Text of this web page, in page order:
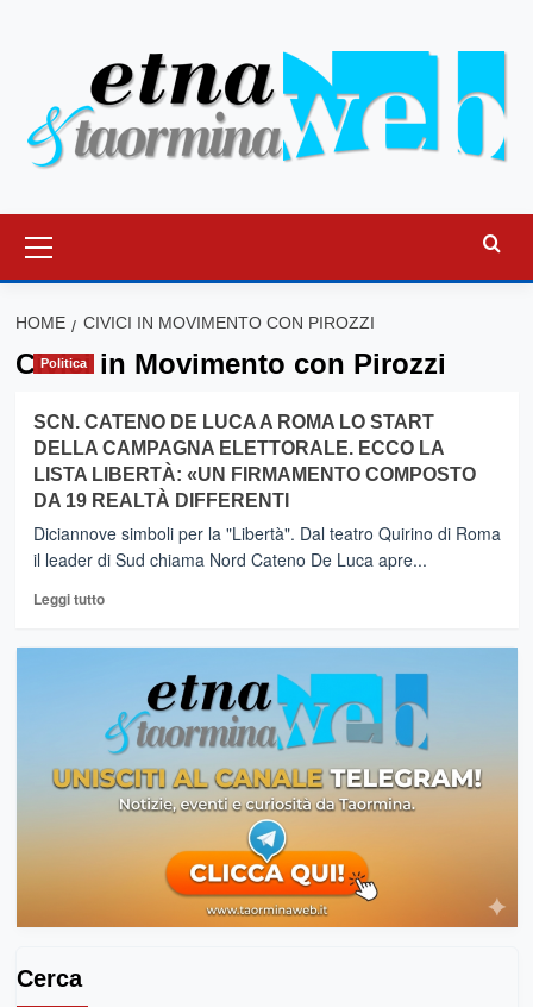
principale
HOME CIVICI IN MOVIMENTO CON PIROZZI
Civici in Movimento con Pirozzi
Politica
SCN. CATENO DE LUCA A ROMA LO START
DELLA CAMPAGNA ELETTORALE. ECCO LA
LISTA LIBERTÀ: «UN FIRMAMENTO COMPOSTO
DA 19 REALTÀ DIFFERENTI
Diciannove simboli per la "Libertà". Dal teatro Quirino di Roma
il leader di Sud chiama Nord Cateno De Luca apre...
Leggi tuttoLeggi
CATENO
DE
LUCA
A
ROMA
CAMPAGNA
ECCO
Cerca